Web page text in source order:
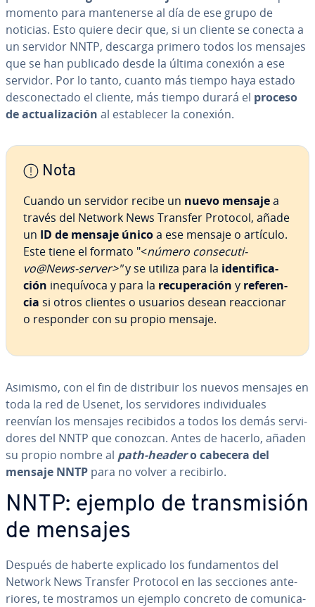
momento para ma­n­te­ne­r­se al día de ese grupo de
noticias. Esto quiere decir que, si un cliente se conecta a
un servidor NNTP, descarga primero todos los mensajes
que se han publicado desde la última conexión a ese
servidor. Por lo tanto, cuanto más tiempo haya estado
de­s­co­ne­c­ta­do el cliente, más tiempo durará el proceso
de ac­tua­li­za­ción al es­ta­ble­cer la conexión.
Nota
Cuando un servidor recibe un nuevo mensajea
través del Network News Transfer Protocol, añade
un ID de mensaje únicoa ese mensaje o artículo.
Este tiene el formato "<número co­n­se­cu­ti­
vo@News-server>"y se utiliza para la ide­n­ti­fi­ca­
ción ine­quí­vo­ca y para la re­cu­pe­ra­ción y re­fe­re­n­
cia si otros clientes o usuarios desean reac­cio­nar
o responder con su propio mensaje.
Asimismo, con el fin de di­s­tri­buir los nuevos mensajes en
toda la red de Usenet, los se­r­vi­do­res in­di­vi­dua­les
reenvían los mensajes recibidos a todos los demás se­r­vi­
do­res del NNTP que conozcan. Antes de hacerlo, añaden
su propio nombre al path-headero cabecera del
mensaje NNTP para no volver a recibirlo.
NNTP: ejemplo de tra­n­s­mi­sión
de mensajes
Después de haberte explicado los fu­n­da­me­n­tos del
Network News Transfer Protocol en las secciones an­te­
rio­res, te mostramos un ejemplo concreto de co­mu­ni­ca­